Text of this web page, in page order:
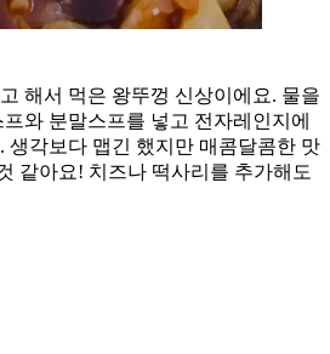
해서 먹은 왕뚜껑 신상이에요. 물을
와 분말스프를 넣고 전자레인지에
생각보다 맵긴 했지만 매콤달콤한 맛
같아요! 치즈나 떡사리를 추가해도